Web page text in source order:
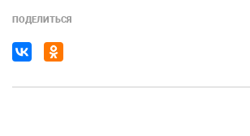
ПОДЕЛИТЬСЯ